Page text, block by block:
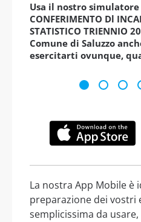
Usa il nostro simulatore
CONFERIMENTO Dl
STATISTICO TRIENNIO
Comune di Saluzzo
esercitarti ovunque,
La nostra App Mobile è
preparazione dei vostri
semplicissima da